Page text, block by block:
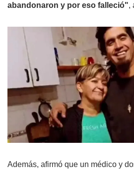
abandonaron y por eso falleció",
Además, afirmó que un médico y